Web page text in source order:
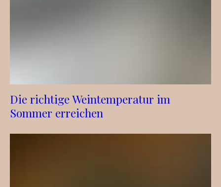
Die richtige Weintemperatur im
Sommer erreichen